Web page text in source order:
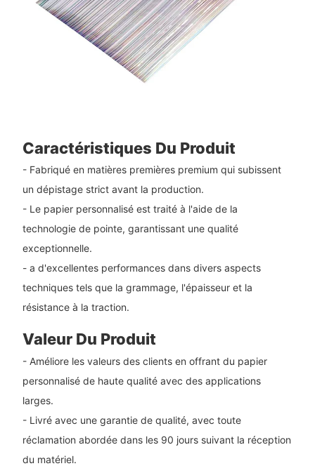
Caractéristiques Du Produit
- Fabriqué en matières premières premium qui subissent
un dépistage strict avant la production.
- Le papier personnalisé est traité à l'aide de la
technologie de pointe, garantissant une qualité
exceptionnelle.
- a d'excellentes performances dans divers aspects
techniques tels que la grammage, l'épaisseur et la
résistance à la traction.
Valeur Du Produit
- Améliore les valeurs des clients en offrant du papier
personnalisé de haute qualité avec des applications
larges.
- Livré avec une garantie de qualité, avec toute
réclamation abordée dans les 90 jours suivant la réception
du matériel.